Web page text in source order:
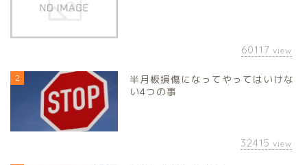
60117 view
2
半月板損傷になってやってはいけな
い4つの事
32415 view